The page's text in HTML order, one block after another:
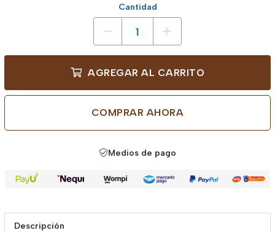
Cantidad
AGREGAR AL CARRITO
COMPRAR AHORA
Medios de pago
Descripción